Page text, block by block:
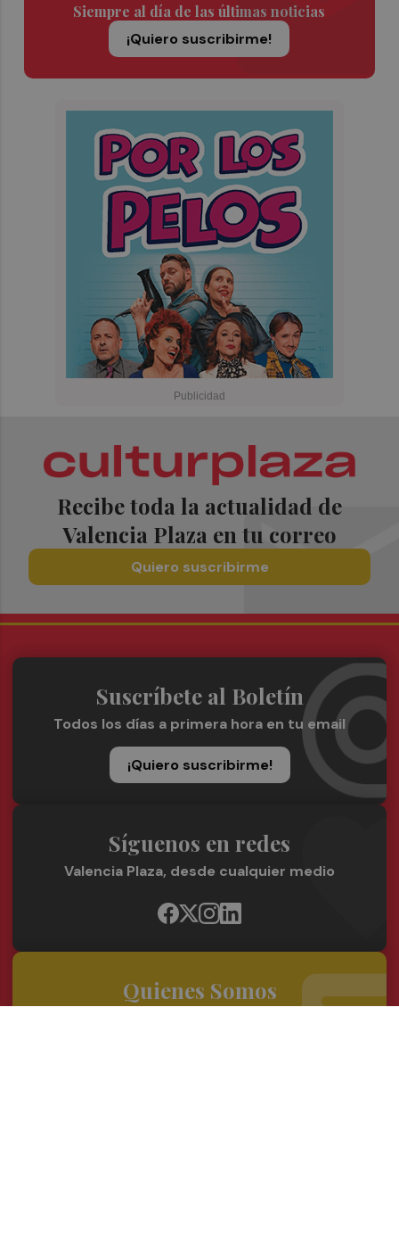
Siempre al día de las últimas noticias
¡Quiero suscribirme!
Recibe toda la actualidad de
Valencia Plaza en tu correo
Quiero suscribirme
Suscríbete al Boletín
Todos los días a primera hora en tu email
¡Quiero suscribirme!
Síguenos en redes
Valencia Plaza, desde cualquier medio
Quienes Somos